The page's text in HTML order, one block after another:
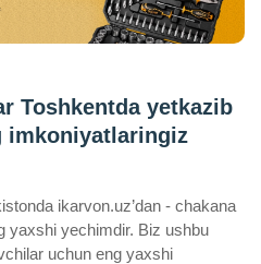
Toshkentda yetkazib
imkoniyatlaringiz
ikarvon.uz’dan - chakana
yaxshi yechimdir. Biz ushbu
uchun eng yaxshi